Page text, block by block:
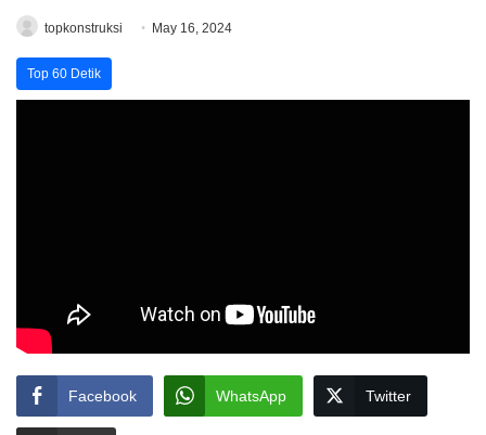
topkonstruksi May 16, 2024
Top 60 Detik
Facebook WhatsApp Twitter